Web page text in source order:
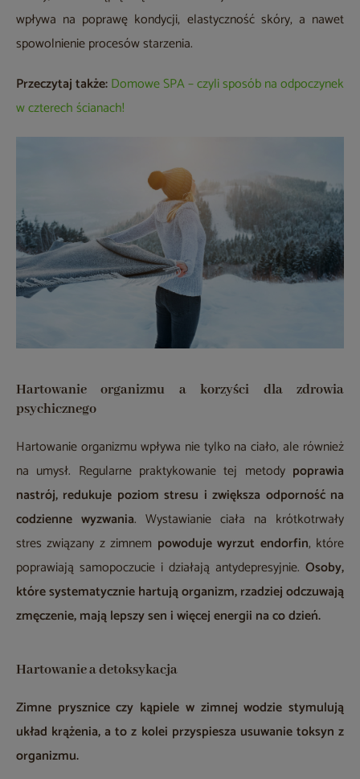
wpływa na poprawę kondycji, elastyczność skóry, a nawet
spowolnienie procesów starzenia.
Przeczytaj także:Domowe SPA – czyli sposób na odpoczynek
w czterech ścianach!
Hartowanie organizmu a korzyści dla zdrowia
psychicznego
Hartowanie organizmu wpływa nie tylko na ciało, ale również
na umysł. Regularne praktykowanie tej metody poprawia
nastrój, redukuje poziom stresu i zwiększa odporność na
codzienne wyzwania. Wystawianie ciała na krótkotrwały
stres związany z zimnem powoduje wyrzut endorfin, które
poprawiają samopoczucie i działają antydepresyjnie. Osoby,
które systematycznie hartują organizm, rzadziej odczuwają
zmęczenie, mają lepszy sen i więcej energii na co dzień.
Hartowanie a detoksykacja
Zimne prysznice czy kąpiele w zimnej wodzie stymulują
układ krążenia, a to z kolei przyspiesza usuwanie toksyn z
organizmu.